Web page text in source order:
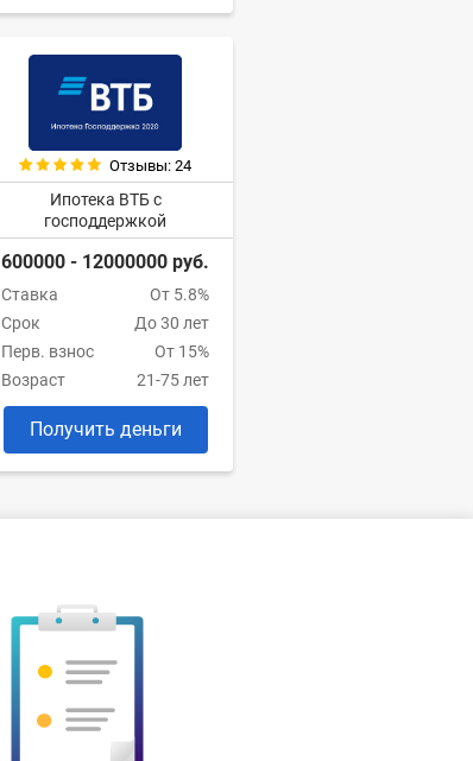
Отзывы: 24
Ипотека ВТБ с
господдержкой
600000 - 12000000 руб.
Ставка
От 5.8%
Срок
До 30 лет
Перв. взнос
От 15%
Возраст
21-75 лет
Получить деньги